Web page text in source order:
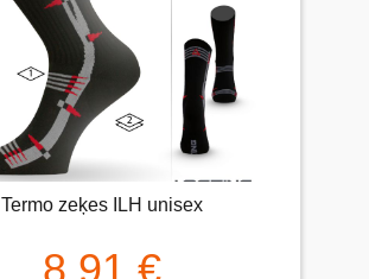
Termo zeķes ILH unisex
8,91 €